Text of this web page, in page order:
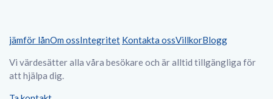
jämför lånOm ossIntegritet Kontakta ossVillkorBlogg
Vi värdesätter alla våra besökare och är alltid tillgängliga för
att hjälpa dig.